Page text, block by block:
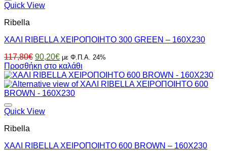
Quick View
Ribella
ΧΑΛΙ RIBELLA ΧΕΙΡΟΠΟΙΗΤΟ 300 GREEN – 160X230
117,80€ Original
price
was:
117,80€.
90,20€Η
τρέχουσα
τιμή
είναι:
90,20€.
με Φ.Π.Α. 24%
Προσθήκη στο καλάθι
Quick View
Ribella
ΧΑΛΙ RIBELLA ΧΕΙΡΟΠΟΙΗΤΟ 600 BROWN – 160X230